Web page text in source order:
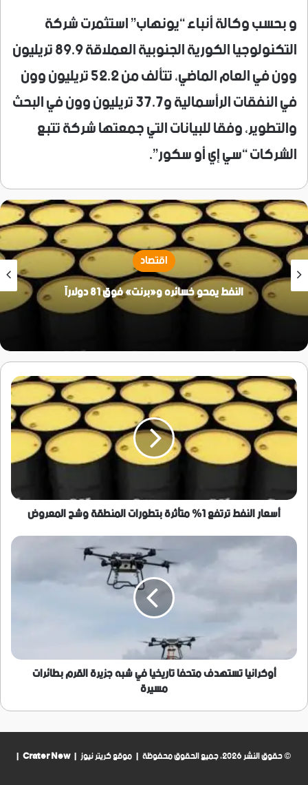
و بحسب وكالة أنباء “يونهاب” استثمرت شركة
التكنولوجيا الكورية الجنوبية العملاقة 89.9 تريليون
وون في العام الماضي، تتألف من 52.2 تريليون وون
في النفقات الرأسمالية و37.7 تريليون وون في البحث
والتطوير، وفقا للبيانات التي جمعتها شركة تتبع
الشركات “سي إي أو سكور”.
اقتصاد
النفط يمحو خسائره و«برنت» فوق 81 دولاراً
أسعار
النفط
ترتفع
1%
متأثرة
بتطورات
المنطقة
وشح
المعروض
أسعار النفط ترتفع 1% متأثرة بتطورات المنطقة وشح المعروض
أوكرانيا
تستهدف
تاريخيافي
جزيرة
القرم
بطائرات
مسيرةأوكرانيا تستهدف متحفا تاريخيا في شبه جزيرة القرم بطائرات
مسيرة
© حقوق النشر 2026، جميع الحقوق محفوظة | موقع كريتر نيوز | Crater New
|